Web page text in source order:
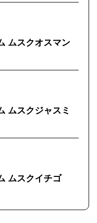
ムスクオスマン
ムスクジャスミ
ムスクイチゴ